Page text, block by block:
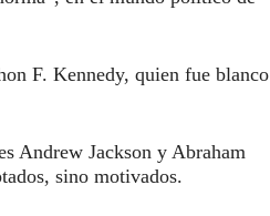
F. Kennedy, quien fue blanco
Andrew Jackson y Abraham
sino motivados.